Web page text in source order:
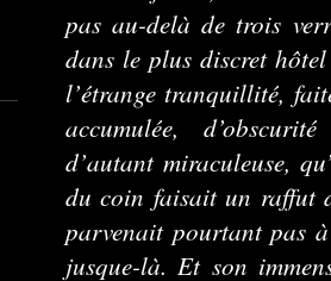
pas au-delà de trois
dans le plus discret
l’étrange tranquillité,
accumulée,
d’autant miraculeuse,
du coin faisait un raffut
parvenait pourtant pas
jusque-là. Et son